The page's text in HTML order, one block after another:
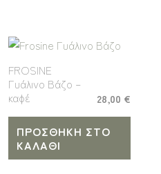
FROSINE
Γυάλινο Βάζο –
καφέ
28,00 €
ΠΡΟΣΘΉΚΗ ΣΤΟ
ΚΑΛΆΘΙ